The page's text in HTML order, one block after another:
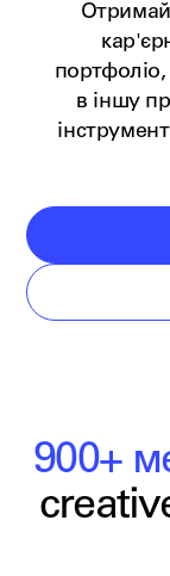
в іншу
900+